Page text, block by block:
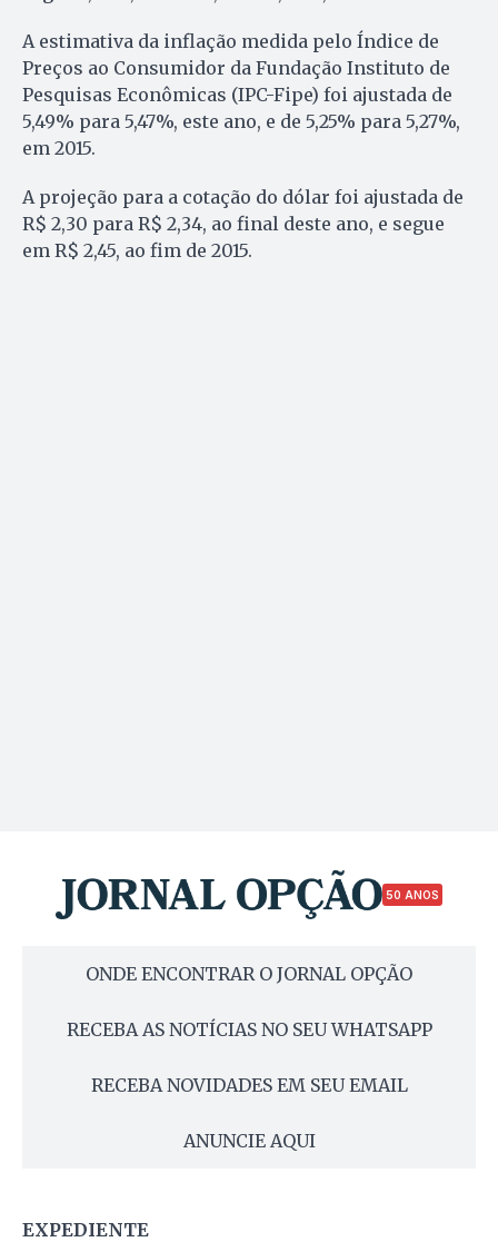
A estimativa da inflação medida pelo Índice de
Preços ao Consumidor da Fundação Instituto de
Pesquisas Econômicas (IPC-Fipe) foi ajustada de
5,49% para 5,47%, este ano, e de 5,25% para 5,27%,
em 2015.
A projeção para a cotação do dólar foi ajustada de
R$ 2,30 para R$ 2,34, ao final deste ano, e segue
em R$ 2,45, ao fim de 2015.
50 ANOS
ONDE ENCONTRAR O JORNAL OPÇÃO
RECEBA AS NOTÍCIAS NO SEU WHATSAPP
RECEBA NOVIDADES EM SEU EMAIL
ANUNCIE AQUI
EXPEDIENTE